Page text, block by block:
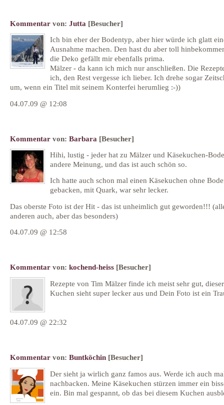
Kommentar von: Jutta [Besucher]
Ich bin eher der Bodentyp, aber hier würde ich glatt
Ausnahme machen. Den hast du aber toll
die Deko gefällt mir ebenfalls prima.
Mälzer - da kann ich mich nur anschließen. Die
ich, den Rest vergesse ich lieber. Ich drehe sogar
um, wenn ein Titel mit seinem Konterfei herumlieg :-))
04.07.09 @ 12:08
Kommentar von: Barbara [Besucher]
Hihi, lustig - jeder hat zu Mälzer und Käsekuchen-
andere Meinung, und das ist auch schön so.
Ich hatte auch schon mal einen Käsekuchen ohne
gebacken, mit Quark, war sehr lecker.
Das oberste Foto ist der Hit - das ist unheimlich gut geworden!!!
anderen auch, aber das besonders)
04.07.09 @ 12:58
Kommentar von: kochend-heiss [Besucher]
Rezepte von Tim Mälzer finde ich meist sehr gut, dieser
Kuchen sieht super lecker aus und Dein Foto ist ein
04.07.09 @ 22:32
Kommentar von: Buntköchin [Besucher]
Der sieht ja wirlich ganz famos aus. Werde ich auch
nachbacken. Meine Käsekuchen stürzen immer ein
ein. Bin mal gespannt, ob das bei diesem Kuchen